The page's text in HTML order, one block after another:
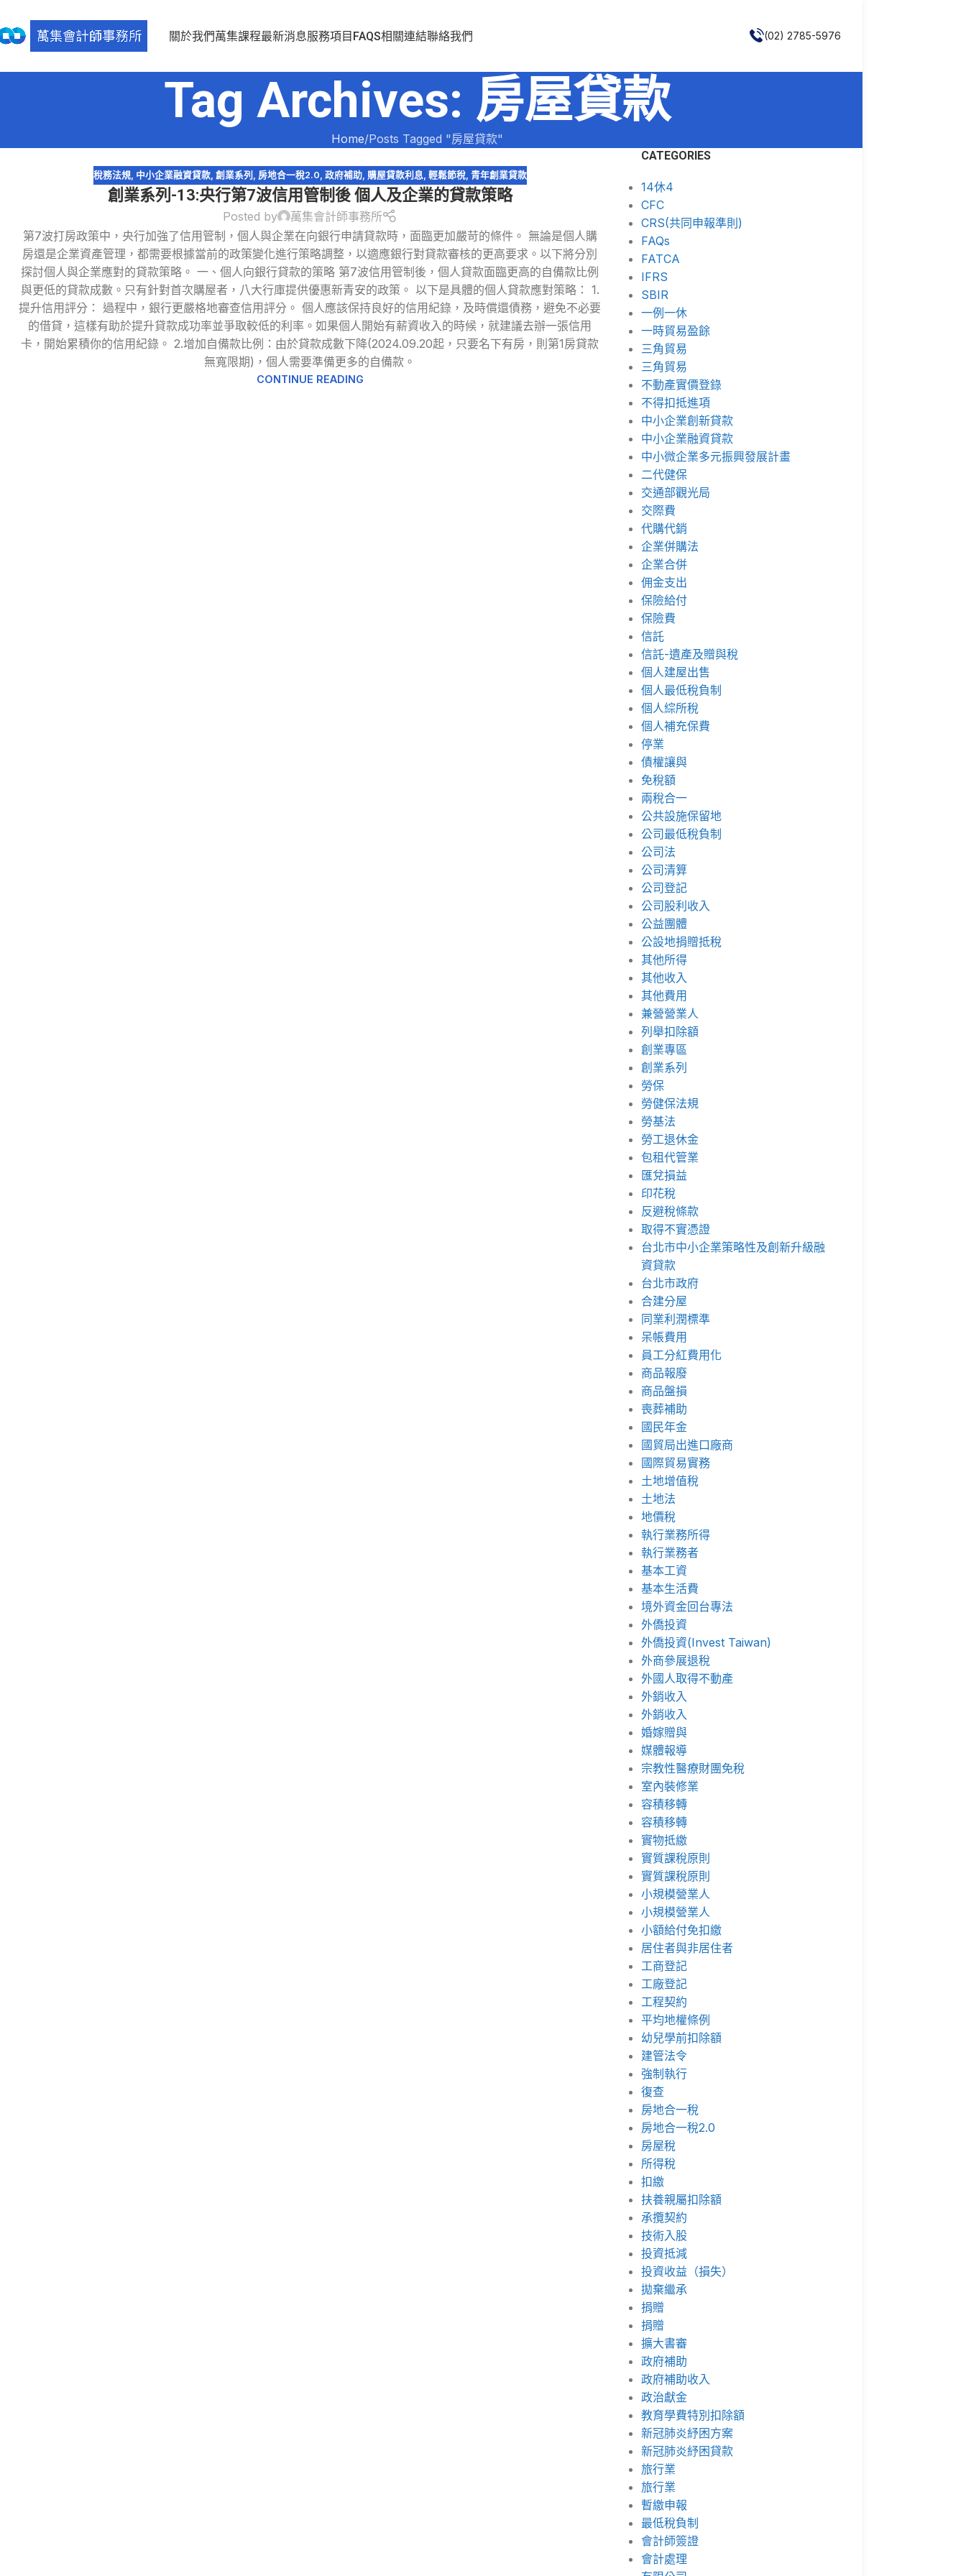
關於我們萬集課程最新消息服務項目 FAQS相關連結聯絡我們 (02) 2785-5976
Tag Archives: 房屋貸款
Home Posts Tagged "房屋貸款"
24
9 月
稅務法規, 中小企業融資貸款, 創業系列 , 房地合一稅2.0, 政府補助, 購屋貸款利息, 輕鬆節稅, 青年創業貸款
創業系列-13:央行第7波信用管制後 個人及企業的貸款策略
Posted by
萬集會計師事務所
第7波打房政策中，央行加強了信用管制，個人與企業在向銀行申請貸款時，面臨更加嚴苛的條件。 無論是個人購
房還是企業資產管理，都需要根據當前的政策變化進行策略調整，以適應銀行對貸款審核的更高要求。以下將分別
探討個人與企業應對的貸款策略。 一、個人向銀行貸款的策略 第7波信用管制後，個人貸款面臨更高的自備款比例
與更低的貸款成數。只有針對首次購屋者，八大行庫提供優惠新青安的政策。 以下是具體的個人貸款應對策略： 1.
提升信用評分： 過程中，銀行更嚴格地審查信用評分。 個人應該保持良好的信用紀錄，及時償還債務，避免不必要
的借貸，這樣有助於提升貸款成功率並爭取較低的利率。如果個人開始有薪資收入的時候，就建議去辦一張信用
卡，開始累積你的信用紀錄。 2.增加自備款比例：由於貸款成數下降(2024.09.20起，只要名下有房，則第1房貸款
無寬限期)，個人需要準備更多的自備款。
CONTINUE READING
CATEGORIES
14休4
CFC
CRS(共同申報準則)
FAQs
FATCA
IFRS
SBIR
一例一休
一時貿易盈餘
三角貿易
三角貿易
不動產實價登錄
不得扣抵進項
中小企業創新貸款
中小企業融資貸款
中小微企業多元振興發展計畫
二代健保
交通部觀光局
交際費
代購代銷
企業併購法
企業合併
佣金支出
保險給付
保險費
信託
信託-遺產及贈與稅
個人建屋出售
個人最低稅負制
個人綜所稅
個人補充保費
停業
債權讓與
免稅額
兩稅合一
公共設施保留地
公司最低稅負制
公司法
公司清算
公司登記
公司股利收入
公益團體
公設地捐贈抵稅
其他所得
其他收入
其他費用
兼營營業人
列舉扣除額
創業專區
創業系列
勞保
勞健保法規
勞基法
勞工退休金
包租代管業
匯兌損益
印花稅
反避稅條款
取得不實憑證
台北市中小企業策略性及創新升級融
資貸款
台北市政府
合建分屋
同業利潤標準
呆帳費用
員工分紅費用化
商品報廢
商品盤損
喪葬補助
國民年金
國貿局出進口廠商
國際貿易實務
土地增值稅
土地法
地價稅
執行業務所得
執行業務者
基本工資
基本生活費
境外資金回台專法
外僑投資
外僑投資(Invest Taiwan)
外商參展退稅
外國人取得不動產
外銷收入
外銷收入
婚嫁贈與
媒體報導
宗教性醫療財團免稅
室內裝修業
容積移轉
容積移轉
實物抵繳
實質課稅原則
實質課稅原則
小規模營業人
小規模營業人
小額給付免扣繳
居住者與非居住者
工商登記
工廠登記
工程契約
平均地權條例
幼兒學前扣除額
建管法令
強制執行
復查
房地合一稅
房地合一稅2.0
房屋稅
所得稅
扣繳
扶養親屬扣除額
承攬契約
技術入股
投資抵減
投資收益（損失）
拋棄繼承
捐贈
捐贈
擴大書審
政府補助
政府補助收入
政治獻金
教育學費特別扣除額
新冠肺炎紓困方案
新冠肺炎紓困貸款
旅行業
旅行業
暫繳申報
最低稅負制
會計師簽證
會計處理